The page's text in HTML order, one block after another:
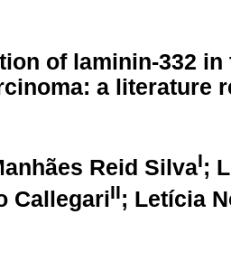
of laminin-332
a literature
Reid SilvaI;
CallegariII; Letícia